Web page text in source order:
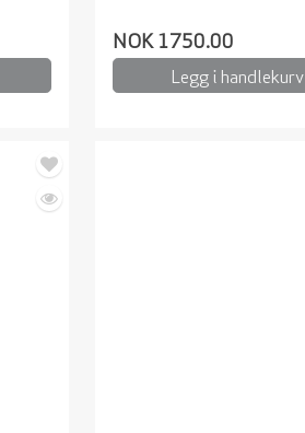
NOK 1750.00
Legg i handlekurv